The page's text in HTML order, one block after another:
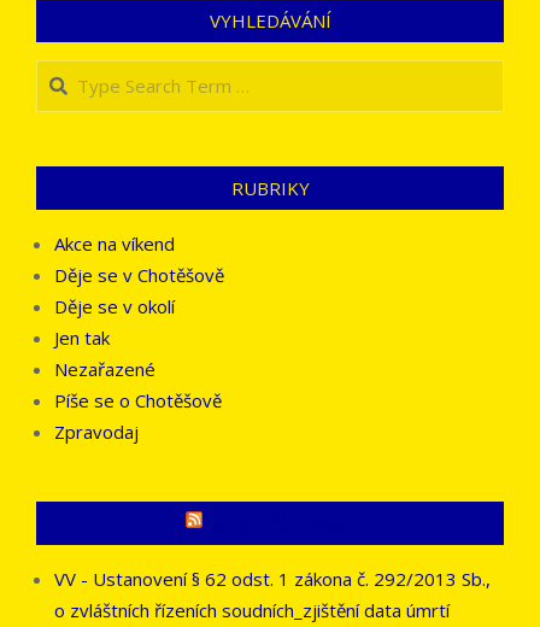
VYHLEDÁVÁNÍ
Search
RUBRIKY
Akce na víkend
Děje se v Chotěšově
Děje se v okolí
Jen tak
Nezařazené
Píše se o Chotěšově
Zpravodaj
VV - Ustanovení § 62 odst. 1 zákona č. 292/2013 Sb.,
o zvláštních řízeních soudních_zjištění data úmrtí